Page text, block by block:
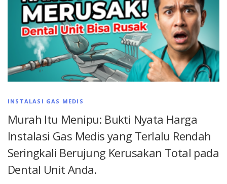
INSTALASI GAS MEDIS
Murah Itu Menipu: Bukti Nyata Harga
Instalasi Gas Medis yang Terlalu Rendah
Seringkali Berujung Kerusakan Total pada
Dental Unit Anda.